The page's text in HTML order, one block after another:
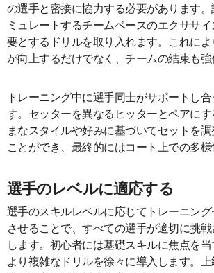
の選手と密接に協力する必要があります
ミュレートするチームベースのエクササ
要とするドリルを取り入れます。これに
が向上するだけでなく、チームの結束も強
トレーニング中に選手同士がサポートし
す。セッターを異なるヒッターとペアに
まなスタイルや好みに基づいてセットを
ことができ、最終的にはコート上での多様
選手のレベルに適応する
選手のスキルレベルに応じてトレーニン
させることで、すべての選手が適切に挑
します。初心者には基礎スキルに焦点を
より複雑なドリルを徐々に導入します。